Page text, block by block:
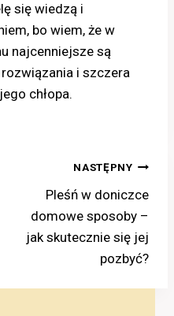
się wiedzą i
bo wiem, że w
najcenniejsze są
i szczera
chłopa.
NASTĘPNY
Pleśń w doniczce
domowe sposoby –
jak skutecznie się jej
pozbyć?